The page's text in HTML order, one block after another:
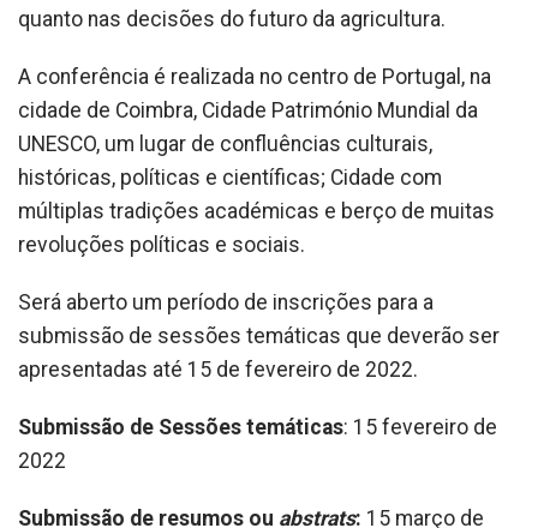
quanto nas decisões do futuro da agricultura.
A conferência é realizada no centro de Portugal, na
cidade de Coimbra, Cidade Património Mundial da
UNESCO, um lugar de confluências culturais,
históricas, políticas e científicas; Cidade com
múltiplas tradições académicas e berço de muitas
revoluções políticas e sociais.
Será aberto um período de inscrições para a
submissão de sessões temáticas que deverão ser
apresentadas até 15 de fevereiro de 2022.
Submissão de Sessões temáticas: 15 fevereiro de
2022
Submissão de resumos ou abstrats: 15 março de